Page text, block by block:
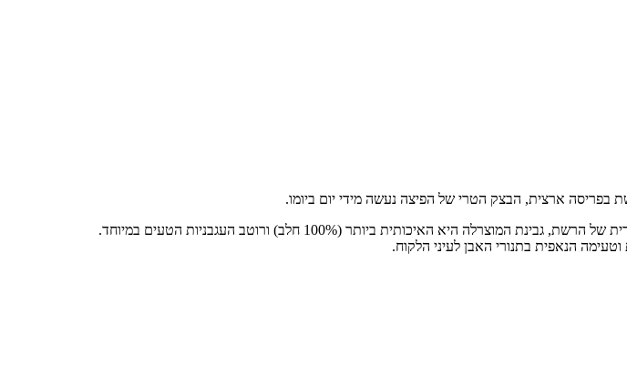
ארצית, הבצק הטרי של הפיצה נעשה מידי יום ביומו.
האיכותית ביותר (100% חלב) ורוטב העגבניות הטעים במיוחד.
הנאפית בתנורי האבן לעיני הלקוח.